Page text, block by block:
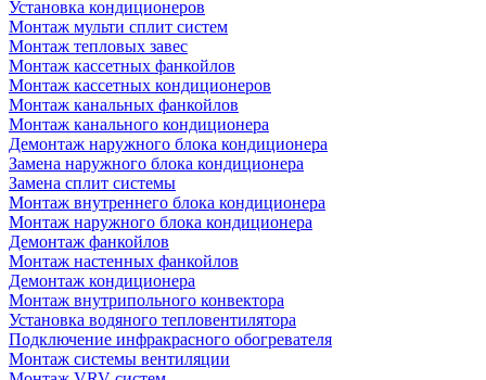
Установка кондиционеров
Монтаж мульти сплит систем
Монтаж тепловых завес
Монтаж кассетных фанкойлов
Монтаж кассетных кондиционеров
Монтаж канальных фанкойлов
Монтаж канального кондиционера
Демонтаж наружного блока кондиционера
Замена наружного блока кондиционера
Замена сплит системы
Монтаж внутреннего блока кондиционера
Монтаж наружного блока кондиционера
Демонтаж фанкойлов
Монтаж настенных фанкойлов
Демонтаж кондиционера
Монтаж внутрипольного конвектора
Установка водяного тепловентилятора
Подключение инфракрасного обогревателя
Монтаж системы вентиляции